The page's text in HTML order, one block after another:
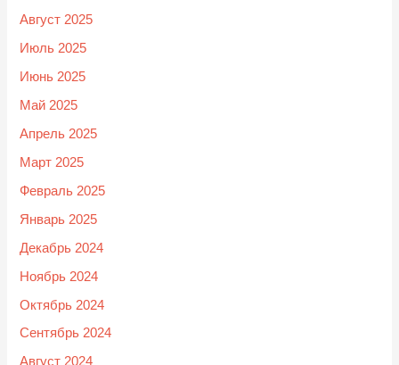
Август 2025
Июль 2025
Июнь 2025
Май 2025
Апрель 2025
Март 2025
Февраль 2025
Январь 2025
Декабрь 2024
Ноябрь 2024
Октябрь 2024
Сентябрь 2024
Август 2024